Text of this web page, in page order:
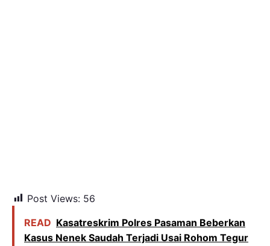
Post Views: 56
READ Kasatreskrim Polres Pasaman Beberkan
Kasus Nenek Saudah Terjadi Usai Rohom Tegur